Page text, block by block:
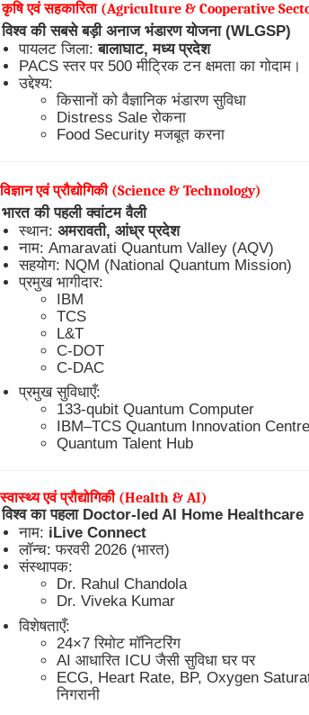
एवं सहकारिता (Agriculture & Cooperative
विश्व की सबसे बड़ी अनाज भंडारण योजना (WLGSP)
पायलट जिला:बालाघाट, मध्य प्रदेश
PACS स्तर पर 500 मीट्रिक टन क्षमता का गोदाम।
उद्देश्य:
किसानों को वैज्ञानिक भंडारण सुविधा
Distress Sale रोकना
Food Security मजबूत करना
एवं प्रौद्योगिकी (Science & Technology)
भारत की पहली क्वांटम वैली
स्थान:अमरावती, आंध्र प्रदेश
नाम: Amaravati Quantum Valley (AQV)
सहयोग: NQM (National Quantum Mission)
प्रमुख भागीदार:
IBM
TCS
L&T
C-DOT
C-DAC
प्रमुख सुविधाएँ:
133-qubit Quantum Computer
IBM–TCS Quantum Innovation Centre
Quantum Talent Hub
एवं प्रौद्योगिकी (Health & AI)
विश्व का पहला Doctor-led AI Home
नाम: iLive Connect
लॉन्च: फरवरी 2026 (भारत)
संस्थापक:
Dr. Rahul Chandola
Dr. Viveka Kumar
विशेषताएँ:
24×7 रिमोट मॉनिटरिंग
AI आधारित ICU जैसी सुविधा घर पर
ECG, Heart Rate, BP, Oxygen
निगरानी